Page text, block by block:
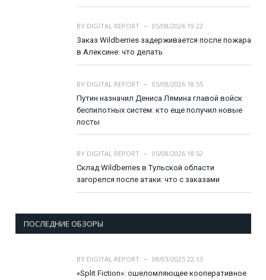
BY DIGITAL REPORT
05/08/2026 19:22
Заказ Wildberries задерживается после пожара
в Алексине: что делать
BY DIGITAL REPORT
05/08/2026 18:55
Путин назначил Дениса Лямина главой войск
беспилотных систем: кто еще получил новые
посты
BY DIGITAL REPORT
05/08/2026 18:52
Склад Wildberries в Тульской области
загорелся после атаки: что с заказами
ПОСЛЕДНИЕ ОБЗОРЫ
BY DIGITAL REPORT
08/03/2025 22:13
«Split Fiction»: ошеломляющее кооперативное